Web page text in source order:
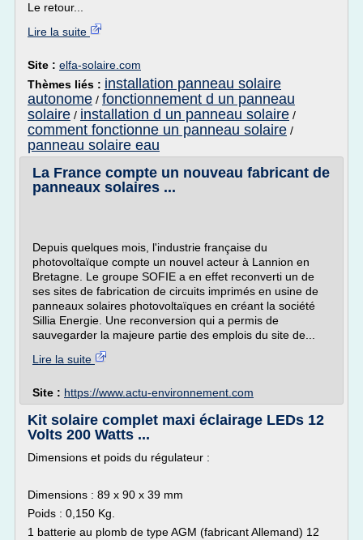
Le retour...
Lire la suite
Site : elfa-solaire.com
Thèmes liés : installation panneau solaire
autonome / fonctionnement d un panneau
solaire / installation d un panneau solaire /
comment fonctionne un panneau solaire /
panneau solaire eau
La France compte un nouveau fabricant de
panneaux solaires ...
Depuis quelques mois, l'industrie française du
photovoltaïque compte un nouvel acteur à Lannion en
Bretagne. Le groupe SOFIE a en effet reconverti un de
ses sites de fabrication de circuits imprimés en usine de
panneaux solaires photovoltaïques en créant la société
Sillia Energie. Une reconversion qui a permis de
sauvegarder la majeure partie des emplois du site de...
Lire la suite
Site : https://www.actu-environnement.com
Kit solaire complet maxi éclairage LEDs 12
Volts 200 Watts ...
Dimensions et poids du régulateur :
Dimensions : 89 x 90 x 39 mm
Poids : 0,150 Kg.
1 batterie au plomb de type AGM (fabricant Allemand) 12